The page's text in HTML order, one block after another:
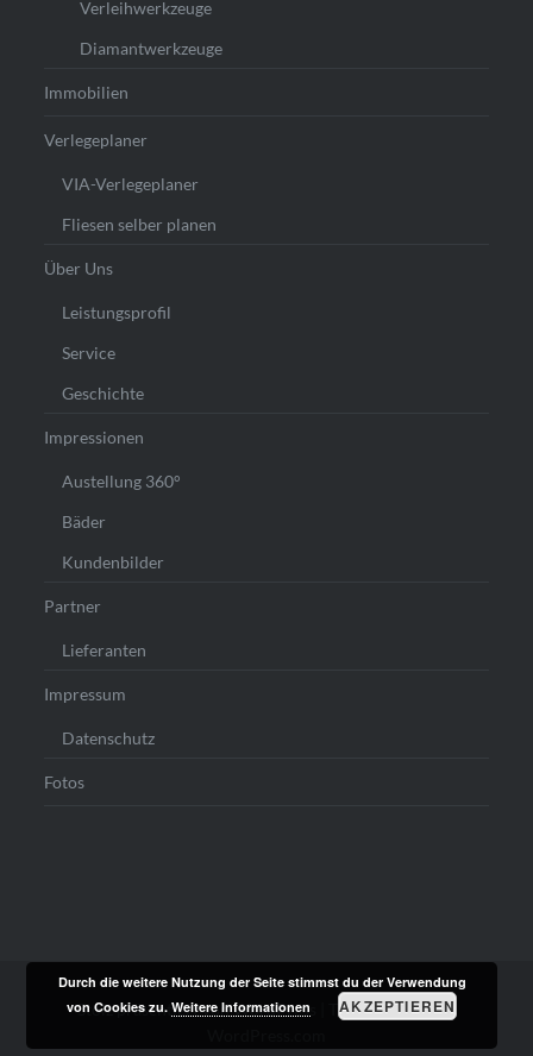
Verleihwerkzeuge
Diamantwerkzeuge
Immobilien
Verlegeplaner
VIA-Verlegeplaner
Fliesen selber planen
Über Uns
Leistungsprofil
Service
Geschichte
Impressionen
Austellung 360°
Bäder
Kundenbilder
Partner
Lieferanten
Impressum
Datenschutz
Fotos
Stolz präsentiert von WordPress
Theme: Dyad von
Durch die weitere Nutzung der Seite stimmst du der Verwendung
von Cookies zu.Weitere Informationen AKZEPTIEREN